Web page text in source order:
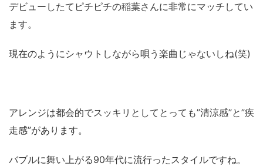
デビューしたてピチピチの稲葉さんに非常にマッチしてい
ます。
現在のようにシャウトしながら唄う楽曲じゃないしね(笑)
アレンジは都会的でスッキリとしてとっても”清涼感”と”疾
走感”があります。
バブルに舞い上がる90年代に流行ったスタイルですね。